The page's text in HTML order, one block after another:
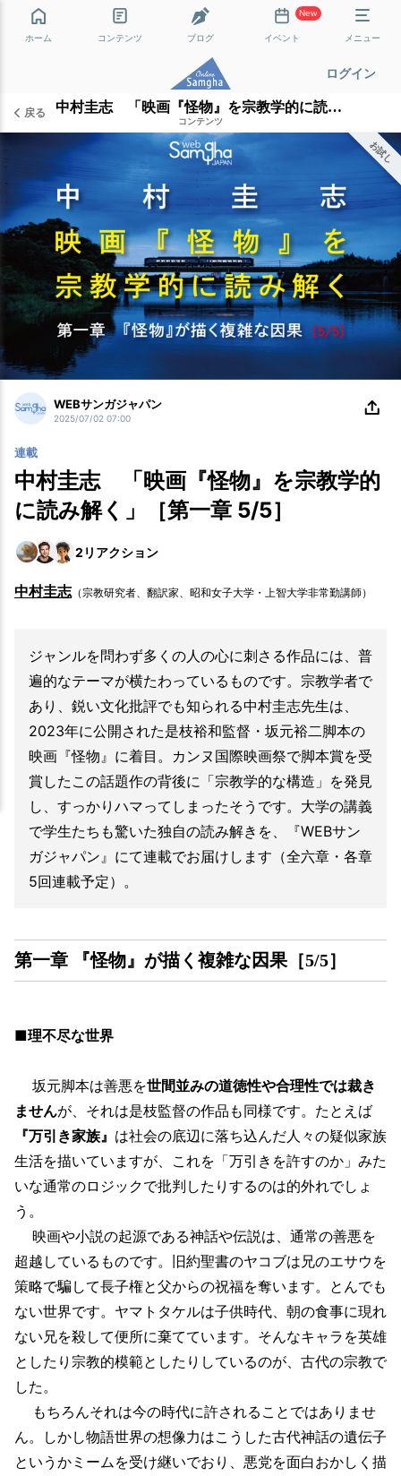
ホーム コンテンツ ブログ
New
イベント メニュー
ログイン
戻る 中村圭志 「映画『怪物』を宗教学的に読み解く」［第一章 5/5］
コンテンツ
お試し
WEBサンガジャパン
2025/07/02 07:00
連載
中村圭志 「映画『怪物』を宗教学的
に読み解く」［第一章 5/5］
2 リアクション
中村圭志（宗教研究者、翻訳家、昭和女子大学・上智大学非常勤講師）
ジャンルを問わず多くの人の心に刺さる作品には、普
遍的なテーマが横たわっているものです。宗教学者で
あり、鋭い文化批評でも知られる中村圭志先生は、
2023年に公開された是枝裕和監督・坂元裕二脚本の
映画『怪物』に着目。カンヌ国際映画祭で脚本賞を受
賞したこの話題作の背後に「宗教学的な構造」を発見
し、すっかりハマってしまったそうです。大学の講義
で学生たちも驚いた独自の読み解きを、『WEBサン
ガジャパン』にて連載でお届けします（全六章・各章
5回連載予定）。
第一章 『怪物』が描く複雑な因果［5/5］
■理不尽な世界
坂元脚本は善悪を世間並みの道徳性や合理性では裁き
ませんが、それは是枝監督の作品も同様です。たとえば
『万引き家族』 は社会の底辺に落ち込んだ人々の疑似家族
生活を描いていますが、これを「万引きを許すのか」みた
いな通常のロジックで批判したりするのは的外れでしょ
う。
映画や小説の起源である神話や伝説は、通常の善悪を
超越しているものです。旧約聖書のヤコブは兄のエサウを
策略で騙して長子権と父からの祝福を奪います。とんでも
ない世界です。ヤマトタケルは子供時代、朝の食事に現れ
ない兄を殺して便所に棄てています。そんなキャラを英雄
としたり宗教的模範としたりしているのが、古代の宗教で
した。
もちろんそれは今の時代に許されることではありませ
ん。しかし物語世界の想像力はこうした古代神話の遺伝子
というかミームを受け継いでおり、悪党を面白おかしく描